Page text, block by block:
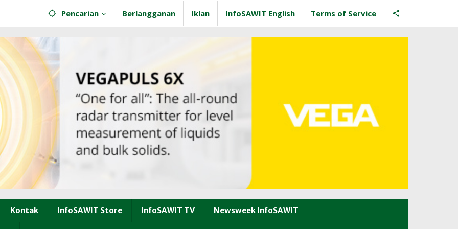
Pencarian Berlangganan Iklan InfoSAWIT English Terms of Service
Kontak InfoSAWIT Store InfoSAWIT TV Newsweek InfoSAWIT